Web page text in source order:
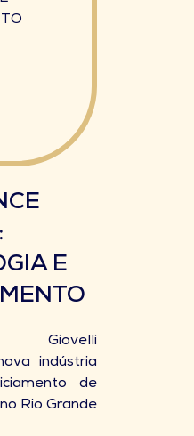
E
Giovelli
indústria
de
Rio Grande